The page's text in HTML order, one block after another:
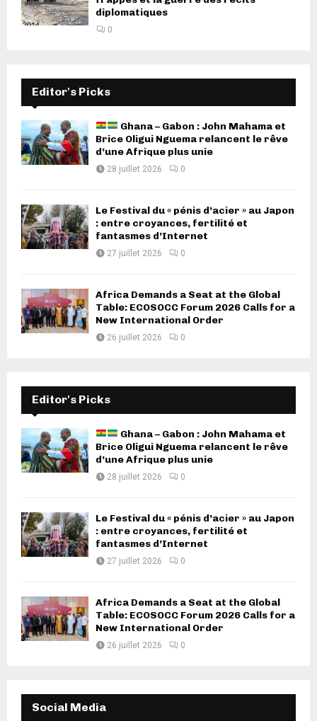
diplomatiques
0
Editor's Picks
Ghana – Gabon : John Mahama et
Brice Oligui Nguema relancent le rêve
d’une Afrique plus unie
28 juillet 2026 0
Le Festival du « pénis d’acier » au Japon
: entre croyances, fertilité et
fantasmes d’Internet
27 juillet 2026 0
Africa Demands a Seat at the Global
Table: ECOSOCC Forum 2026 Calls for a
New International Order
26 juillet 2026 0
Editor's Picks
Ghana – Gabon : John Mahama et
Brice Oligui Nguema relancent le rêve
d’une Afrique plus unie
28 juillet 2026 0
Le Festival du « pénis d’acier » au Japon
: entre croyances, fertilité et
fantasmes d’Internet
27 juillet 2026 0
Africa Demands a Seat at the Global
Table: ECOSOCC Forum 2026 Calls for a
New International Order
26 juillet 2026 0
Social Media